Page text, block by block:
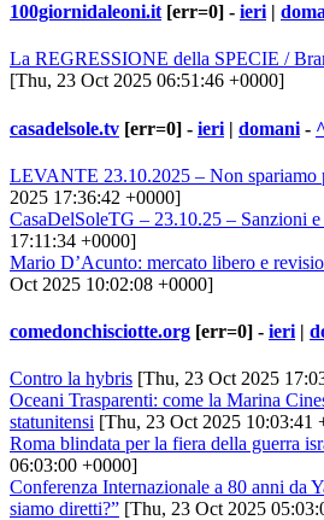
100giornidaleoni.it [err=0] - ieri |
La REGRESSIONE della SPECIE /
[Thu, 23 Oct 2025 06:51:46 +0000]
casadelsole.tv [err=0] - ieri | domani -
LEVANTE 23.10.2025 – Non spariamo
2025 17:36:42 +0000]
CasaDelSoleTG – 23.10.25 – Sanzioni
17:11:34 +0000]
Mario D’Acunto: mercato libero e
Oct 2025 10:02:08 +0000]
comedonchisciotte.org [err=0] - ieri |
Contro la hybris [Thu, 23 Oct 2025
Oceani Trasparenti: come la Marina
statunitensi [Thu, 23 Oct 2025 10:03:41
Roma blindata per la fiera della guerra
06:03:00 +0000]
Conferenza Internazionale a 80 anni da
siamo diretti?” [Thu, 23 Oct 2025